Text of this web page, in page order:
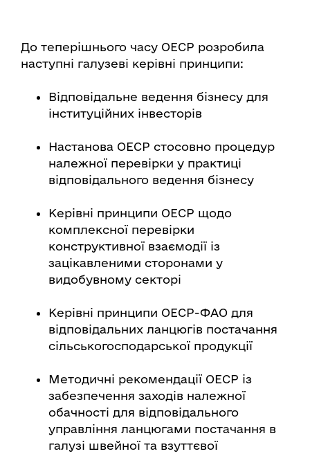
До теперішнього часу ОЕСР розробила
наступні галузеві керівні принципи:
Відповідальне ведення бізнесу для
інституційних інвесторів
Настанова ОЕСР стосовно процедур
належної перевірки у практиці
відповідального ведення бізнесу
Керівні принципи ОЕСР щодо
комплексної перевірки
конструктивної взаємодії із
зацікавленими сторонами у
видобувному секторі
Керівні принципи ОЕСР-ФАО для
відповідальних ланцюгів постачання
сільськогосподарської продукції
Методичні рекомендації ОЕСР із
забезпечення заходів належної
обачності для відповідального
управління ланцюгами постачання в
галузі швейної та взуттєвої